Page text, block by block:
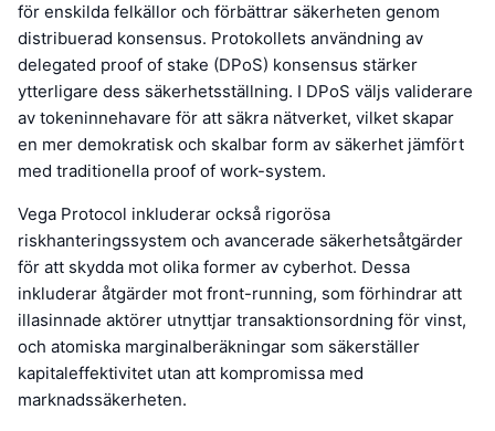
för enskilda felkällor och förbättrar säkerheten genom
distribuerad konsensus. Protokollets användning av
delegated proof of stake (DPoS) konsensus stärker
ytterligare dess säkerhetsställning. I DPoS väljs validerare
av tokeninnehavare för att säkra nätverket, vilket skapar
en mer demokratisk och skalbar form av säkerhet jämfört
med traditionella proof of work-system.
Vega Protocol inkluderar också rigorösa
riskhanteringssystem och avancerade säkerhetsåtgärder
för att skydda mot olika former av cyberhot. Dessa
inkluderar åtgärder mot front-running, som förhindrar att
illasinnade aktörer utnyttjar transaktionsordning för vinst,
och atomiska marginalberäkningar som säkerställer
kapitaleffektivitet utan att kompromissa med
marknadssäkerheten.